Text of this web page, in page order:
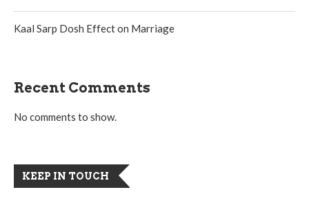
Kaal Sarp Dosh Effect on Marriage
Recent Comments
No comments to show.
KEEP IN TOUCH